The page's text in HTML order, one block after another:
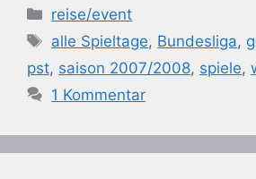
Kategorien
reise/event
Schlagwörter
alle Spieltage, Bundesliga,
pst, saison 2007/2008, spiele,
1 Kommentar